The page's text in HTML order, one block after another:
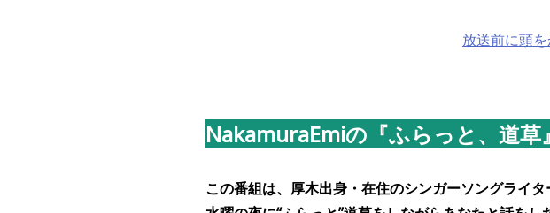
放送前に頭
NakamuraEmiの『ふらっと、道草
この番組は、厚木出身・在住のシンガーソングライ